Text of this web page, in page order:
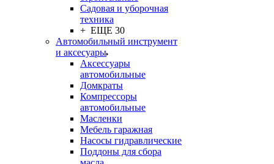
Садовая и уборочная
техника
+ ЕЩЕ 30
Автомобильный инструмент
и аксесуары
Аксессуары
автомобильные
Домкраты
Компрессоры
автомобильные
Масленки
Мебель гаражная
Насосы гидравлические
Поддоны для сбора